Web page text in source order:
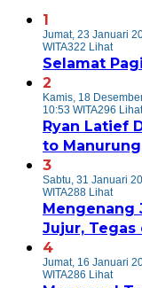
1
Jumat, 23 Januari
WITA322 Lihat
Selamat
2
Kamis, 18
10:53 WITA296 Lihat
Ryan Latief
to
3
Sabtu, 31 Januari
WITA288 Lihat
Mengenang
Jujur, Tegas
4
Jumat, 16 Januari
WITA286 Lihat